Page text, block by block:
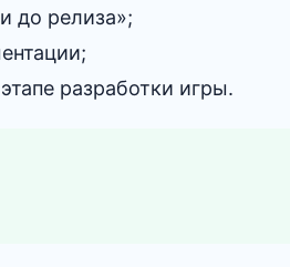
до релиза»;
разработки игры.